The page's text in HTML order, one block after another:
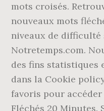
mots croisés.
nouveaux mots
niveaux de difficulté
Notretemps.com.
des fins statistiques
dans la Cookie
favoris pour
Fléchés 20 Minutes.